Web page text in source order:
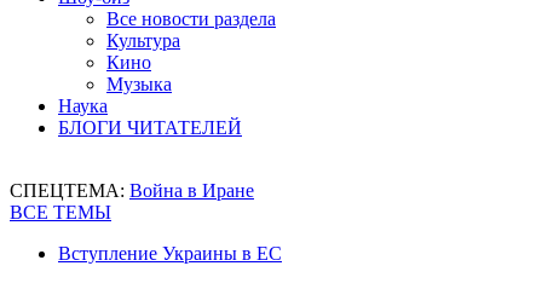
Все новости раздела
Культура
Кино
Музыка
Наука
БЛОГИ ЧИТАТЕЛЕЙ
СПЕЦТЕМА: Война в Иране
ВСЕ ТЕМЫ
Вступление Украины в ЕС